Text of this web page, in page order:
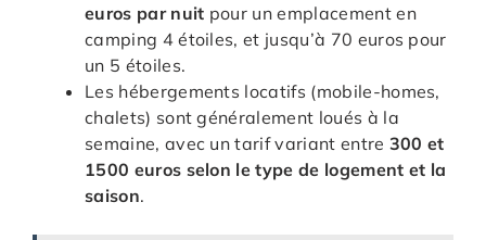
euros par nuit pour un emplacement en
camping 4 étoiles, et jusqu’à 70 euros pour
un 5 étoiles.
Les hébergements locatifs (mobile-homes,
chalets) sont généralement loués à la
semaine, avec un tarif variant entre 300 et
1500 euros selon le type de logement et la
saison.